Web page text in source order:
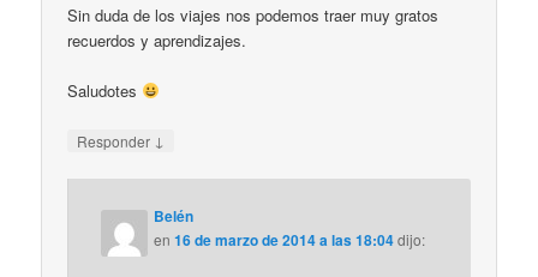
Sin duda de los viajes nos podemos traer muy gratos
recuerdos y aprendizajes.
Saludotes
Responder ↓
Belén
en16 de marzo de 2014 a las 18:04dijo: